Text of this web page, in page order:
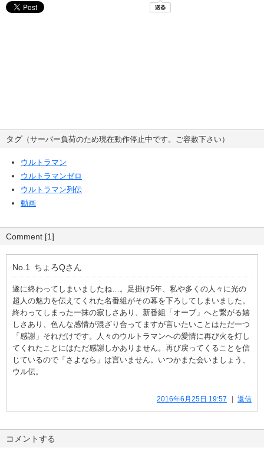
タグ （サーバー負荷のため現在動作停止中です。ご容赦下さい）
ウルトラマン
ウルトラマンゼロ
ウルトラマン列伝
動画
Comment [1]
No.1 ちょろQさん
遂に終わってしまいましたね…。足掛け5年、私や多くの人々に光の
超人の魅力を伝えてくれた名番組がその幕を下ろしてしまいました。
終わってしまった一抹の寂しさあり、新番組「オーブ」へと繋がる嬉
しさあり、色んな感情が混ざり合ってますが言いたいことはただ一つ
「感謝」それだけです。人々のウルトラマンへの愛情に再び火を灯し
てくれたことにはただ感謝しかありません。再び戻ってくることを信
じているので「さよなら」は言いません。いつかまた会いましょう、
ウル伝。
2016年6月25日 19:57 返信
コメントする